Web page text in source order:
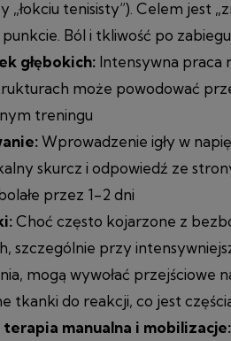
„łokciu tenisisty”). Celem jest
Ból i tkliwość po
głębokich: Intensywna praca
może powodować
treningu
Wprowadzenie igły w
skurcz i odpowiedź ze
przez 1-2 dni
Choć często kojarzone z
szczególnie przy
mogą wywołać przejściowe
tkanki do reakcji, co jest
manualna i mobilizacje: